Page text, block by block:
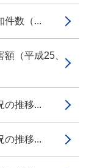
件数（...
（平成25、
の推移...
の推移...